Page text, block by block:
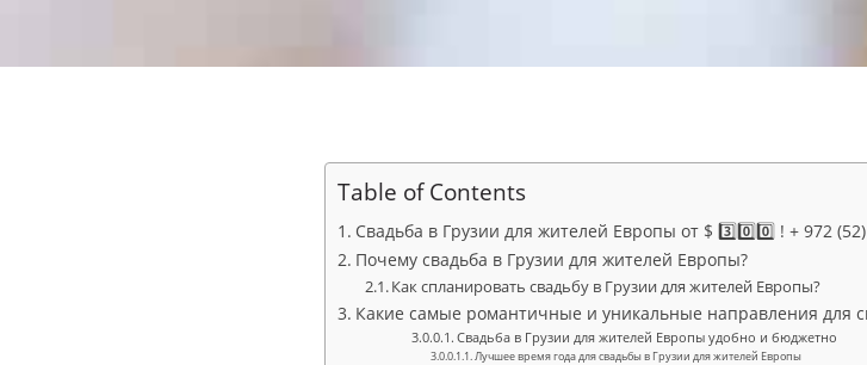
Table of Contents
Свадьба в Грузии для жителей Европы от $ 3️⃣0️⃣0️⃣ ! + 972
Почему свадьба в Грузии для жителей Европы?
Как спланировать свадьбу в Грузии для жителей Европы?
Какие самые романтичные и уникальные направления для
Свадьба в Грузии для жителей Европы удобно и бюджетно
Лучшее время года для свадьбы в Грузии для жителей Европы